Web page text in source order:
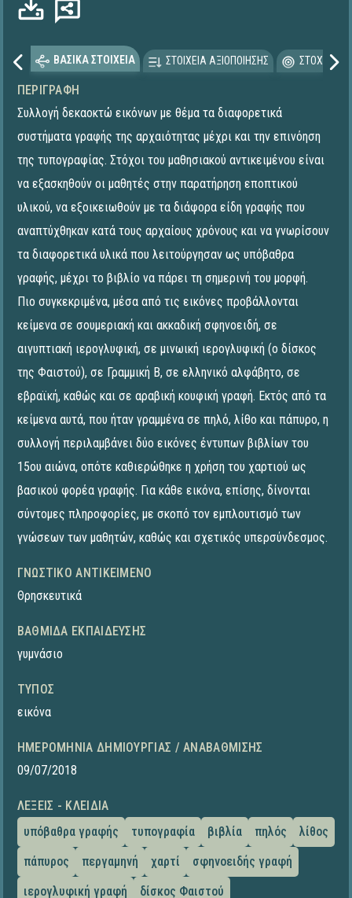
ΒΑΣΙΚΑ ΣΤΟΙΧΕΙΑ ΣΤΟΙΧΕΙΑ ΑΞΙΟΠΟΙΗΣΗΣ
ΠΕΡΙΓΡΑΦΉ
Συλλογή δεκαοκτώ εικόνων με θέμα τα διαφορετικά
συστήματα γραφής της αρχαιότητας μέχρι και την επινόηση
της τυπογραφίας. Στόχοι του μαθησιακού αντικειμένου είναι
να εξασκηθούν οι μαθητές στην παρατήρηση εποπτικού
υλικού, να εξοικειωθούν με τα διάφορα είδη γραφής που
αναπτύχθηκαν κατά τους αρχαίους χρόνους και να γνωρίσουν
τα διαφορετικά υλικά που λειτούργησαν ως υπόβαθρα
γραφής, μέχρι το βιβλίο να πάρει τη σημερινή του μορφή.
Πιο συγκεκριμένα, μέσα από τις εικόνες προβάλλονται
κείμενα σε σουμεριακή και ακκαδική σφηνοειδή, σε
αιγυπτιακή ιερογλυφική, σε μινωική ιερογλυφική (ο δίσκος
της Φαιστού), σε Γραμμική Β, σε ελληνικό αλφάβητο, σε
εβραϊκή, καθώς και σε αραβική κουφική γραφή. Εκτός από τα
κείμενα αυτά, που ήταν γραμμένα σε πηλό, λίθο και πάπυρο, η
συλλογή περιλαμβάνει δύο εικόνες έντυπων βιβλίων του
15ου αιώνα, οπότε καθιερώθηκε η χρήση του χαρτιού ως
βασικού φορέα γραφής. Για κάθε εικόνα, επίσης, δίνονται
σύντομες πληροφορίες, με σκοπό τον εμπλουτισμό των
γνώσεων των μαθητών, καθώς και σχετικός υπερσύνδεσμος.
ΓΝΩΣΤΙΚΌ ΑΝΤΙΚΕΊΜΕΝΟ
Θρησκευτικά
ΒΑΘΜΊΔΑ ΕΚΠΑΊΔΕΥΣΗΣ
γυμνάσιο
ΤΎΠΟΣ
εικόνα
ΗΜΕΡΟΜΗΝΊΑ ΔΗΜΙΟΥΡΓΊΑΣ / ΑΝΑΒΆΘΜΙΣΗΣ
09/07/2018
ΛΈΞΕΙΣ - ΚΛΕΙΔΙΆ
υπόβαθρα γραφής
τυπογραφία βιβλία πηλός
λίθος
πάπυρος
περγαμηνή χαρτί
σφηνοειδής γραφή
ιερογλυφική γραφή
δίσκος Φαιστού